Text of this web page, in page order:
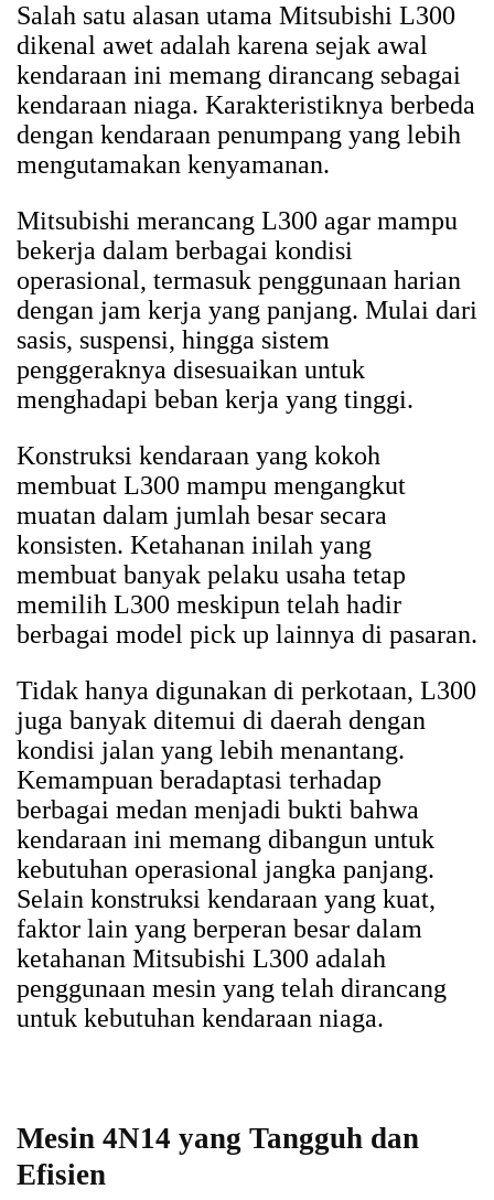
Salah satu alasan utama Mitsubishi L300
dikenal awet adalah karena sejak awal
kendaraan ini memang dirancang sebagai
kendaraan niaga. Karakteristiknya berbeda
dengan kendaraan penumpang yang lebih
mengutamakan kenyamanan.
Mitsubishi merancang L300 agar mampu
bekerja dalam berbagai kondisi
operasional, termasuk penggunaan harian
dengan jam kerja yang panjang. Mulai dari
sasis, suspensi, hingga sistem
penggeraknya disesuaikan untuk
menghadapi beban kerja yang tinggi.
Konstruksi kendaraan yang kokoh
membuat L300 mampu mengangkut
muatan dalam jumlah besar secara
konsisten. Ketahanan inilah yang
membuat banyak pelaku usaha tetap
memilih L300 meskipun telah hadir
berbagai model pick up lainnya di pasaran.
Tidak hanya digunakan di perkotaan, L300
juga banyak ditemui di daerah dengan
kondisi jalan yang lebih menantang.
Kemampuan beradaptasi terhadap
berbagai medan menjadi bukti bahwa
kendaraan ini memang dibangun untuk
kebutuhan operasional jangka panjang.
Selain konstruksi kendaraan yang kuat,
faktor lain yang berperan besar dalam
ketahanan Mitsubishi L300 adalah
penggunaan mesin yang telah dirancang
untuk kebutuhan kendaraan niaga.
Mesin 4N14 yang Tangguh dan
Efisien